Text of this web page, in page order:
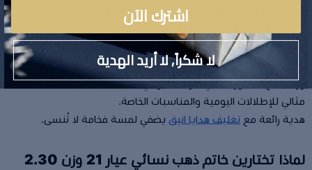
بلمسة ذهبية تخطف الأنظار
تصميم أنيق يبرز جمال اليد بأسلوب عصري وراقي.
وزن يمنح خفة وراحة في الارتداء اليومي.
مثالي للإطلالات اليومية والمناسبات الخاصة.
هدية رائعة مع تغليف هدايا انيق يضفي لمسة فخامة لا تُنسى.
لماذا تختارين خاتم ذهب نسائي عيار 21 وزن 2.30
اشترك الآن
لا شكراً, لا أريد الهدية